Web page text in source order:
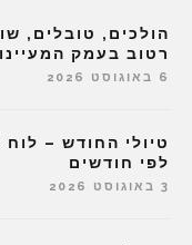
הולכים, טובלים,
רטוב בעמק
6 באוגוסט 2026
טיולי החודש –
לפי חודשים
3 באוגוסט 2026